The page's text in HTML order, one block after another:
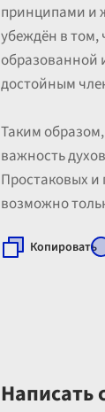
принципами и
убеждён в том,
образованной
достойным
Таким
важность
Простаковых
возможно
Копировать
Написать